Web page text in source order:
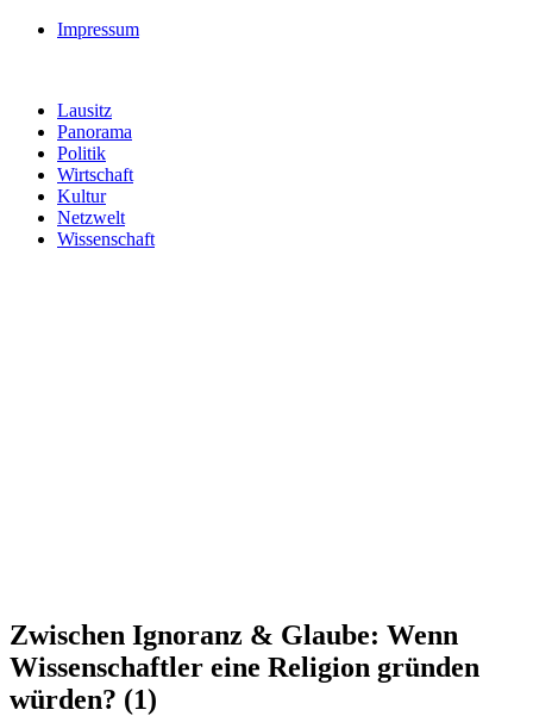
Impressum
Lausitz
Panorama
Politik
Wirtschaft
Kultur
Netzwelt
Wissenschaft
Zwischen Ignoranz & Glaube: Wenn
Wissenschaftler eine Religion gründen
würden? (1)